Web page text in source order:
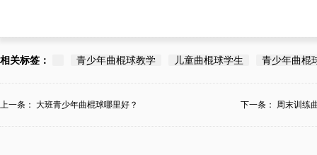
相关标签： 青少年曲棍球教学 儿童曲棍球学生 青少年曲棍
上一条： 大班青少年曲棍球哪里好？ 下一条： 周末训练